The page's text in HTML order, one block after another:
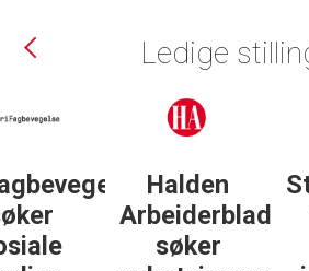
Ledige
Halden
Arbeiderblad
søker
25. juni
søker